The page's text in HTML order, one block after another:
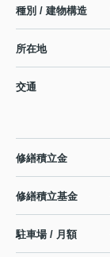
種別 / 建物構造
所在地
交通
修繕積立金
修繕積立基金
駐車場 / 月額